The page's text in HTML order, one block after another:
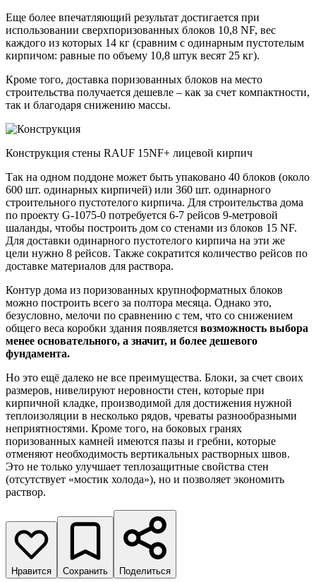
Еще более впечатляющий результат достигается при
использовании сверхпоризованных блоков 10,8 NF, вес
каждого из которых 14 кг (сравним с одинарным пустотелым
кирпичом: равные по объему 10,8 штук весят 25 кг).
Кроме того, доставка поризованных блоков на место
строительства получается дешевле – как за счет компактности,
так и благодаря снижению массы.
Конструкция стены RAUF 15NF+ лицевой кирпич
Так на одном поддоне может быть упаковано 40 блоков (около
600 шт. одинарных кирпичей) или 360 шт. одинарного
строительного пустотелого кирпича. Для строительства дома
по проекту G-1075-0 потребуется 6-7 рейсов 9-метровой
шаланды, чтобы построить дом со стенами из блоков 15 NF.
Для доставки одинарного пустотелого кирпича на эти же
цели нужно 8 рейсов. Также сократится количество рейсов по
доставке материалов для раствора.
Контур дома из поризованных крупноформатных блоков
можно построить всего за полтора месяца. Однако это,
безусловно, мелочи по сравнению с тем, что со снижением
общего веса коробки здания появляется возможность выбора
менее основательного, а значит, и более дешевого
фундамента.
Но это ещё далеко не все преимущества. Блоки, за счет своих
размеров, нивелируют неровности стен, которые при
кирпичной кладке, производимой для достижения нужной
теплоизоляции в несколько рядов, чреваты разнообразными
неприятностями. Кроме того, на боковых гранях
поризованных камней имеются пазы и гребни, которые
отменяют необходимость вертикальных растворных швов.
Это не только улучшает теплозащитные свойства стен
(отсутствует «мостик холода»), но и позволяет экономить
раствор.
Нравится Сохранить Поделиться